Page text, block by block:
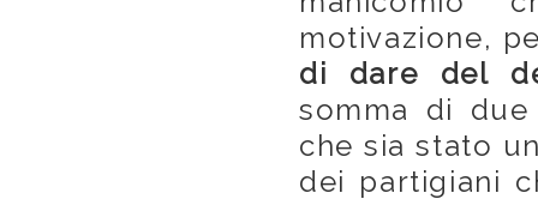
motivazione,
di dare del
somma di
che sia stato
dei partigiani